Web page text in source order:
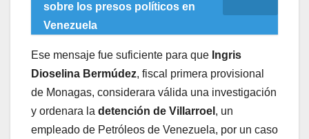
sobre los presos políticos en
Venezuela
Ese mensaje fue suficiente para que Ingris
Dioselina Bermúdez, fiscal primera provisional
de Monagas, considerara válida una investigación
y ordenara la detención de Villarroel , un
empleado de Petróleos de Venezuela, por un caso